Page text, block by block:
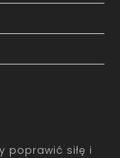
poprawić siłę i